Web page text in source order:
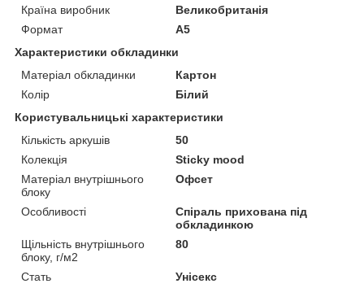
Країна виробник
Великобританія
Формат
A5
Характеристики обкладинки
Матеріал обкладинки
Картон
Колір
Білий
Користувальницькі характеристики
Кількість аркушів
50
Колекція
Sticky mood
Матеріал внутрішнього
блоку
Офсет
Особливості
Спіраль прихована під
обкладинкою
Щільність внутрішнього
блоку, г/м2
80
Стать
Унісекс